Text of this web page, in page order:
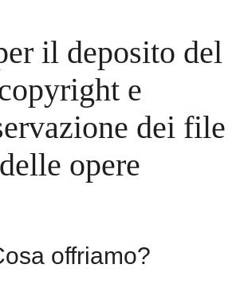
il deposito del
e
dei file
delle opere
offriamo?